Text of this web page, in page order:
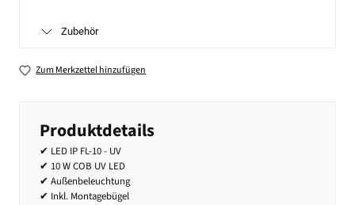
Zubehör
Zum Merkzettel hinzufügen
Produktdetails
✔ LED IP FL-10 - UV
✔ 10 W COB UV LED
✔ Außenbeleuchtung
✔ Inkl. Montagebügel